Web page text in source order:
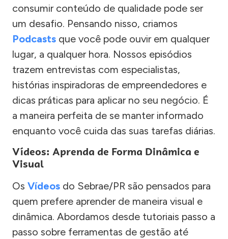
consumir conteúdo de qualidade pode ser
um desafio. Pensando nisso, criamos
Podcasts que você pode ouvir em qualquer
lugar, a qualquer hora. Nossos episódios
trazem entrevistas com especialistas,
histórias inspiradoras de empreendedores e
dicas práticas para aplicar no seu negócio. É
a maneira perfeita de se manter informado
enquanto você cuida das suas tarefas diárias.
Vídeos: Aprenda de Forma Dinâmica e
Visual
Os Vídeos do Sebrae/PR são pensados para
quem prefere aprender de maneira visual e
dinâmica. Abordamos desde tutoriais passo a
passo sobre ferramentas de gestão até